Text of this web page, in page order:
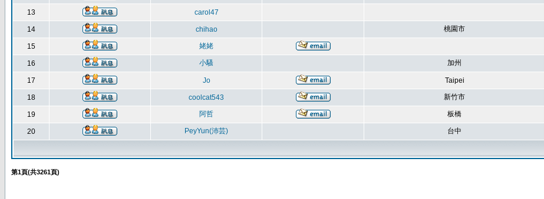
13 carol47
14 chihao 桃園市
15 姥姥
16 小騷 加州
17 Jo Taipei
18 coolcat543 新竹市
19 阿哲 板橋
20 PeyYun(沛芸) 台中
第1頁(共3261頁)